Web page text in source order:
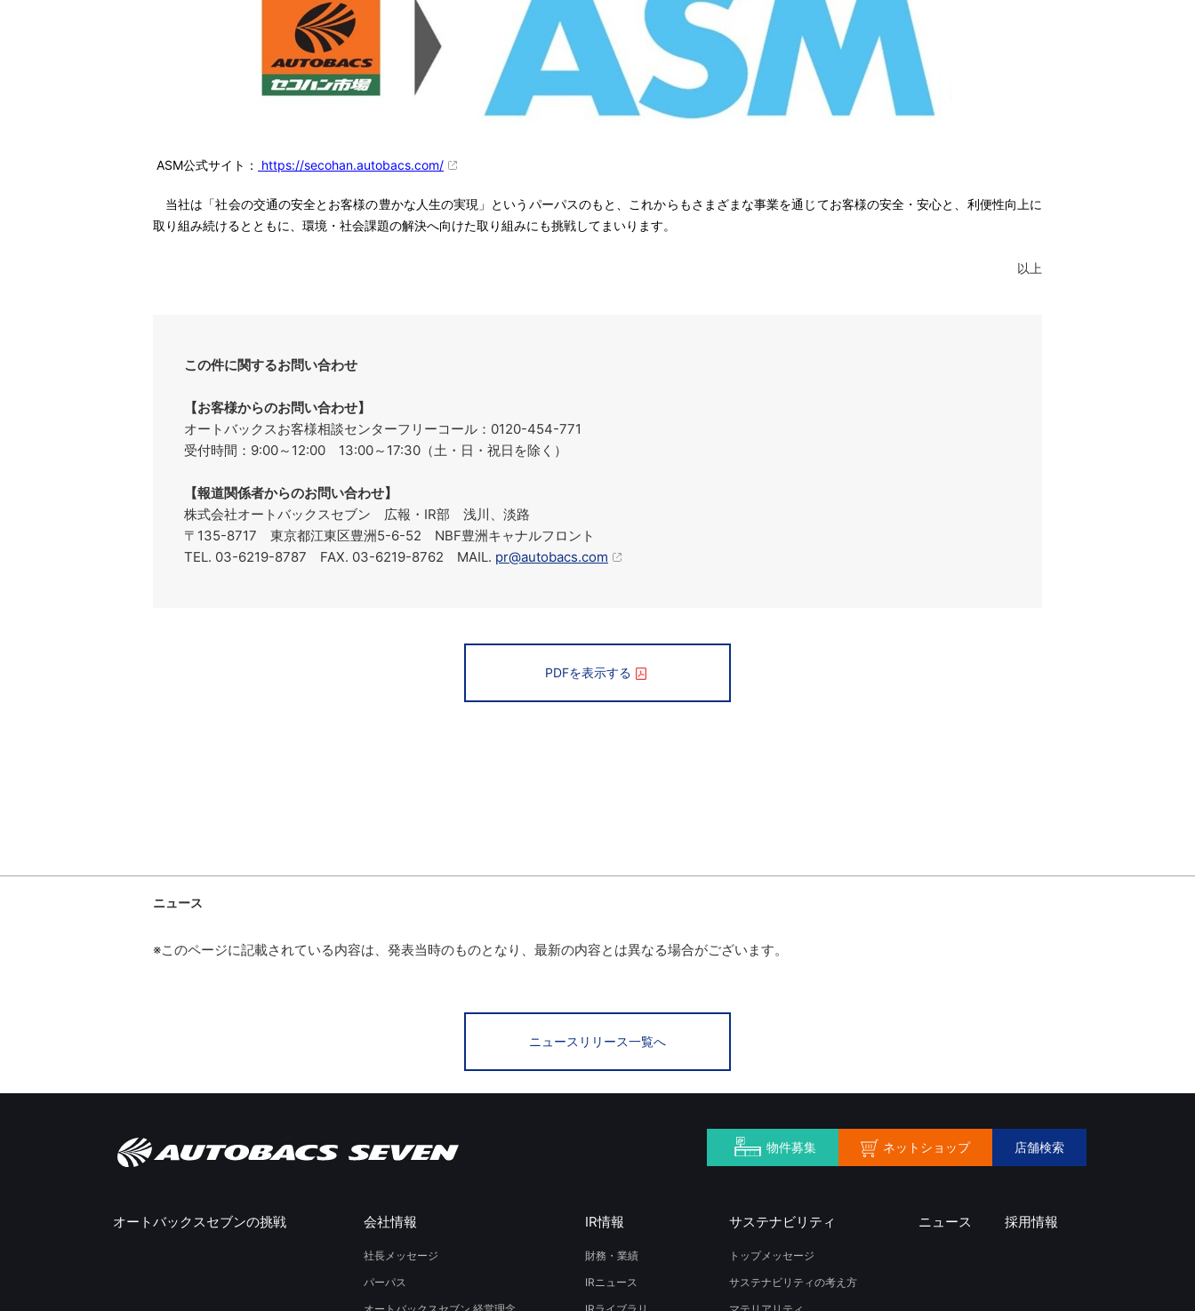
ASM公式サイト： https://secohan.autobacs.com/
当社は「社会の交通の安全とお客様の豊かな人生の実現」というパーパスのもと、これからもさまざまな事業を通じてお客様の安全・安心と、利便性向上に
取り組み続けるとともに、環境・社会課題の解決へ向けた取り組みにも挑戦してまいります。
以上
この件に関するお問い合わせ
【お客様からのお問い合わせ】
オートバックスお客様相談センターフリーコール：0120-454-771
受付時間：9:00～12:00 13:00～17:30（土・日・祝日を除く）
【報道関係者からのお問い合わせ】
株式会社オートバックスセブン 広報・IR部 浅川、淡路
〒135-8717 東京都江東区豊洲5-6-52 NBF豊洲キャナルフロント
TEL. 03-6219-8787 FAX. 03-6219-8762 MAIL. pr@autobacs.com
PDFを表示する
ニュース
※このページに記載されている内容は、発表当時のものとなり、最新の内容とは異なる場合がございます。
ニュースリリース一覧へ
物件募集 ネットショップ 店舗検索
オートバックスセブンの挑戦 会社情報
社長メッセージ
パーパス
IR情報
財務・業績
IRニュース
サステナビリティ
トップメッセージ
サステナビリティの考え方
ニュース 採用情報